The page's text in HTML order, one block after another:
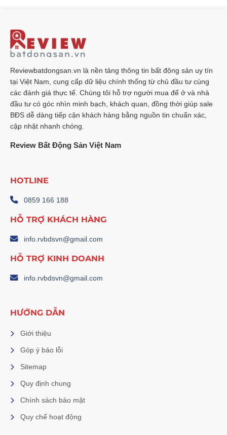
Reviewbatdongsan.vn là nền tảng thông tin bất động sản uy tín
tại Việt Nam, cung cấp dữ liệu chính thống từ chủ đầu tư cùng
các đánh giá thực tế. Chúng tôi hỗ trợ người mua để ở và nhà
đầu tư có góc nhìn minh bạch, khách quan, đồng thời giúp sale
BĐS dễ dàng tiếp cận khách hàng bằng nguồn tin chuẩn xác,
cập nhật nhanh chóng.
Review Bất Động Sản Việt Nam
HOTLINE
0859 166 188
HỖ TRỢ KHÁCH HÀNG
info.rvbdsvn@gmail.com
HỖ TRỢ KINH DOANH
info.rvbdsvn@gmail.com
HƯỚNG DẪN
Giới thiệu
Góp ý báo lỗi
Sitemap
Quy định chung
Chính sách bảo mật
Quy chế hoạt động